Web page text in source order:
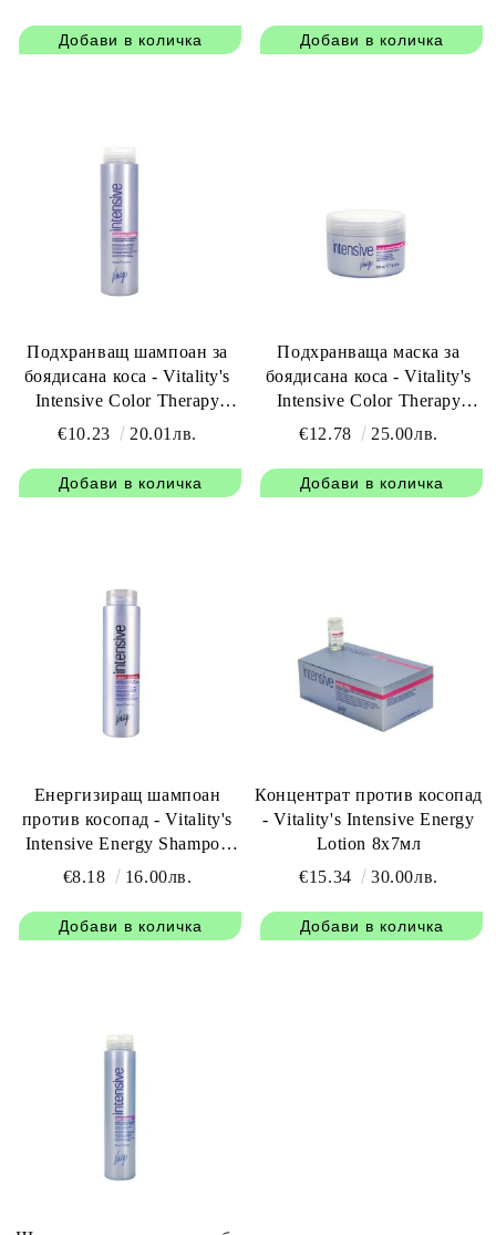
Подхранващ шампоан за
боядисана коса - Vitality's
Intensive Color Therapy
Shampoo 250 мл
€10.23 20.01лв.
Подхранваща маска за
боядисана коса - Vitality's
Intensive Color Therapy
Mask 250 мл
€12.78 25.00лв.
Енергизиращ шампоан
против косопад - Vitality's
Intensive Energy Shampoo
250 мл
€8.18 16.00лв.
Концентрат против косопад
- Vitality's Intensive Energy
Lotion 8х7мл
€15.34
30.00лв.